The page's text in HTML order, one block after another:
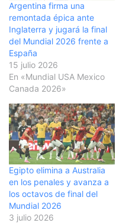
Argentina firma una
remontada épica ante
Inglaterra y jugará la final
del Mundial 2026 frente a
España
15 julio 2026
En «Mundial USA Mexico
Canada 2026»
Egipto elimina a Australia
en los penales y avanza a
los octavos de final del
Mundial 2026
3 julio 2026